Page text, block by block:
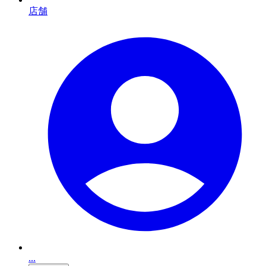
店舗
...